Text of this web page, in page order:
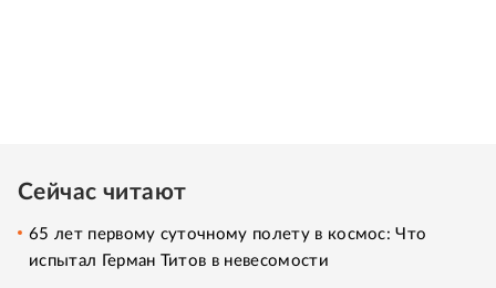
Сейчас читают
65 лет первому суточному полету в космос: Что
испытал Герман Титов в невесомости